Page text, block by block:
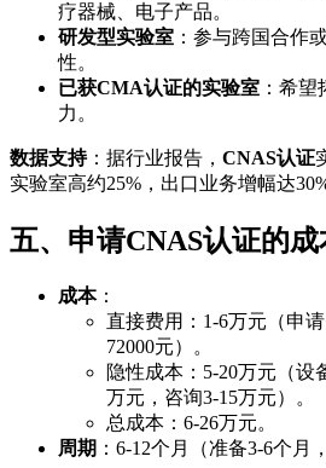
疗器械、电子产品。
研发型实验室 ：参与跨国合作
性。
已获CMA认证的实验室 ：希
力。
数据支持：据行业报告， CNAS认证
实验室高约25%，出口业务增幅达
五、申请CNAS认证的成
成本：
直接费用：1-6万元（申
72000元）。
隐性成本：5-20万元（设
万元，咨询3-15万元）。
总成本：6-26万元。
周期 ：6-12个月（准备3-6个月